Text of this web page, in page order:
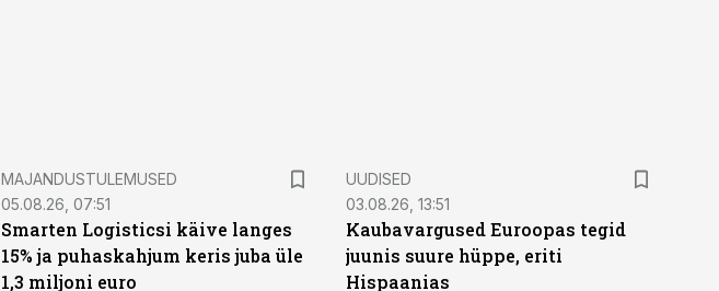
MAJANDUSTULEMUSED
05.08.26, 07:51
Smarten Logisticsi käive langes
15% ja puhaskahjum keris juba üle
1,3 miljoni euro
UUDISED
03.08.26, 13:51
Kaubavargused Euroopas tegid
juunis suure hüppe, eriti
Hispaanias